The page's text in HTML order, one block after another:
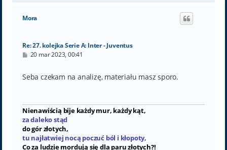
g
Mora
Re: 27. kolejka Serie A: Inter - Juventus
P
t
20 mar 2023, 00:41
Seba czekam na analizę, materiału masz sporo.
Nienawiścią bije każdy mur, każdy kąt,
za daleko stąd
do gór złotych,
tu najłatwiej nocą poczuć ból i kłopoty,
Co za ludzie mordują się dla paru złotych?!